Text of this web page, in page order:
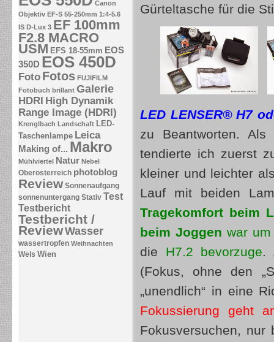
Canon
Objektiv EF-S 55-250mm 1:4-5.6
IS D-Lux 3 EF 100mm
F2.8 MACRO
USM EFS 18-55mm EOS
350D EOS 450D
Foto Fotos FUJIFILM
Fotobuch brillant Galerie
HDRI High Dynamik
Range Image (HDRI)
Krenglbach Landschaft LED-
Taschenlampe Leica
Making of... Makro
Mühlviertel Natur Nebel
Oberösterreich photoblog
Review Sonnenaufgang
sonnenuntergang Stativ Test
Testbericht
Testbericht /
ReviewWasser
wassertropfen Weihnachten
Wels Wien
Gürteltasche für die
LED LENSER® H7
zu Beantworten.
tendierte ich zuerst
kleiner und leichter
Lauf mit beiden
Tragekomfort beim
beim Joggen war
die H7.2 bevorzuge.
(Fokus, ohne den
„unendlich“ in eine
Fokussierung geht
Fokusversuchen, nur